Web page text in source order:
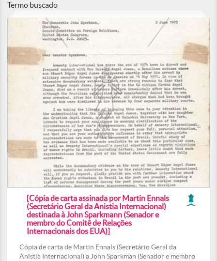
Termo buscado
[Cópia de carta assinada por Martin Ennals
(Secretário Geral da Anistia Internacional)
destinada à John Sparkmann (Senador e
membro do Comitê de Relações
Internacionais dos EUA)]
Cópia de carta de Martin Ennals (Secretário Geral da
Anistia Internacional) a John Sparkman (Senador e membro